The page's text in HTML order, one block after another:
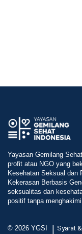
Yayasan Gemilang
profit atau NGO yang
Kesehatan Seksual dan
Kekerasan Berbasis
seksualitas dan
positif tanpa
© 2026 YGSI Syarat